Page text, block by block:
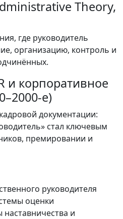
Theory,
где руководитель
организацию, контроль и
и корпоративное
е)
документации:
стал ключевым
премировании и
руководителя
оценки
и